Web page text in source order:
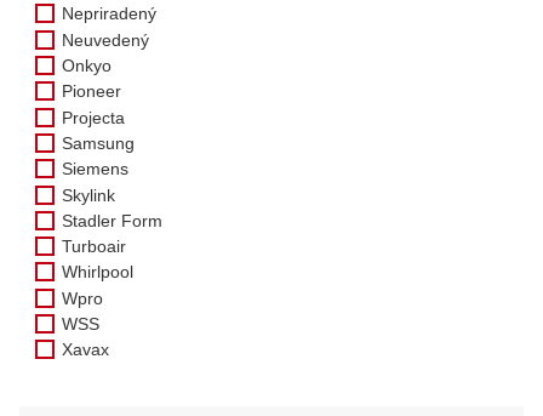
Nepriradený
Neuvedený
Onkyo
Pioneer
Projecta
Samsung
Siemens
Skylink
Stadler Form
Turboair
Whirlpool
Wpro
WSS
Xavax